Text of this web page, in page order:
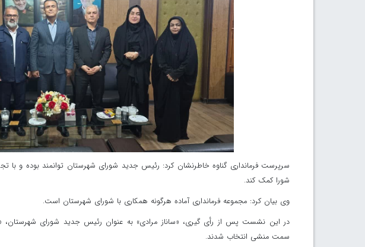
سرپرست فرمانداری گناوه خاطرنشان کرد: رئیس جدید شورای شهرستان توانمند بوده و با
شورا کمک کند.
وی بیان کرد: مجموعه فرمانداری آماده هرگونه همکاری با شورای شهرستان است.
در این نشست پس از رأی گیری، «ساناز مرادی» به عنوان رئیس جدید شورای
سمت منشی انتخاب شدند.